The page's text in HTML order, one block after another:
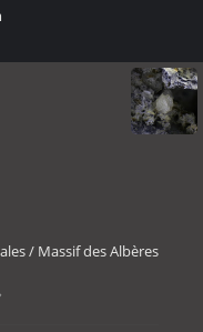
/ Massif des Albères